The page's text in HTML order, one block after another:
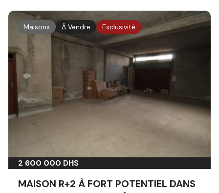
Maisons À Vendre Exclusivité
2 600 000 DHS
MAISON R+2 À FORT POTENTIEL DANS